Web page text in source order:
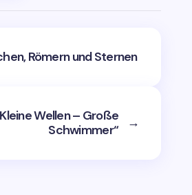
Römern und Sternen
Wellen – Große
Schwimmer“
→